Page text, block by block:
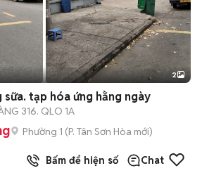
2
sữa. tạp hóa ứng hằng ngày
316. QLO 1A
Phường 1 (P. Tân Sơn Hòa mới)
Bấm để hiện số Chat